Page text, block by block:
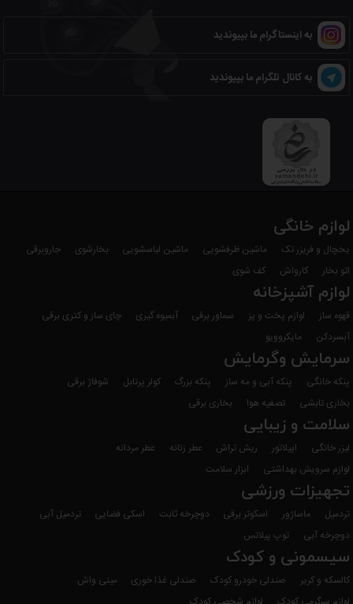
به اینستاگرام ما بپیوندید
به کانال تلگرام ما بپیوندید
لوازم خانگی
یخچال و فریزر تک ماشین ظرفشویی ماشین لباسشویی بخارشوی
جاروبرقی
اتو بخار
کارواش کف شوی
لوازم آشپزخانه
قهوه ساز لوازم پخت و پز سماور برقی آبمیوه گیری
چای ساز و کتری برقی
آبسردکن
مایکروویو
سرمایش وگرمایش
پنکه خانگی پنکه آبی و مه ساز پنکه بزرگ کولر پرتابل
شوفاژ برقی
بخاری تابشی
تصفیه هوا بخاری برقی
سلامت و زیبایی
لیزر خانگی اپیلاتور ریش تراش عطر زنانه
عطر مردانه
لوازم سرویش بهداشتی
ابزار سلامت
تجهیزات ورزشی
تردمیل ماساژور اسکوتر برقی دوچرخه ثابت اسکی فضایی
تردمیل آبی
دوچرخه آبی
توپ پیلاتس
سیسمونی و کودک
کالسکه و کریر صندلی خودرو کودک صندلی غذا خوری
مینی واش